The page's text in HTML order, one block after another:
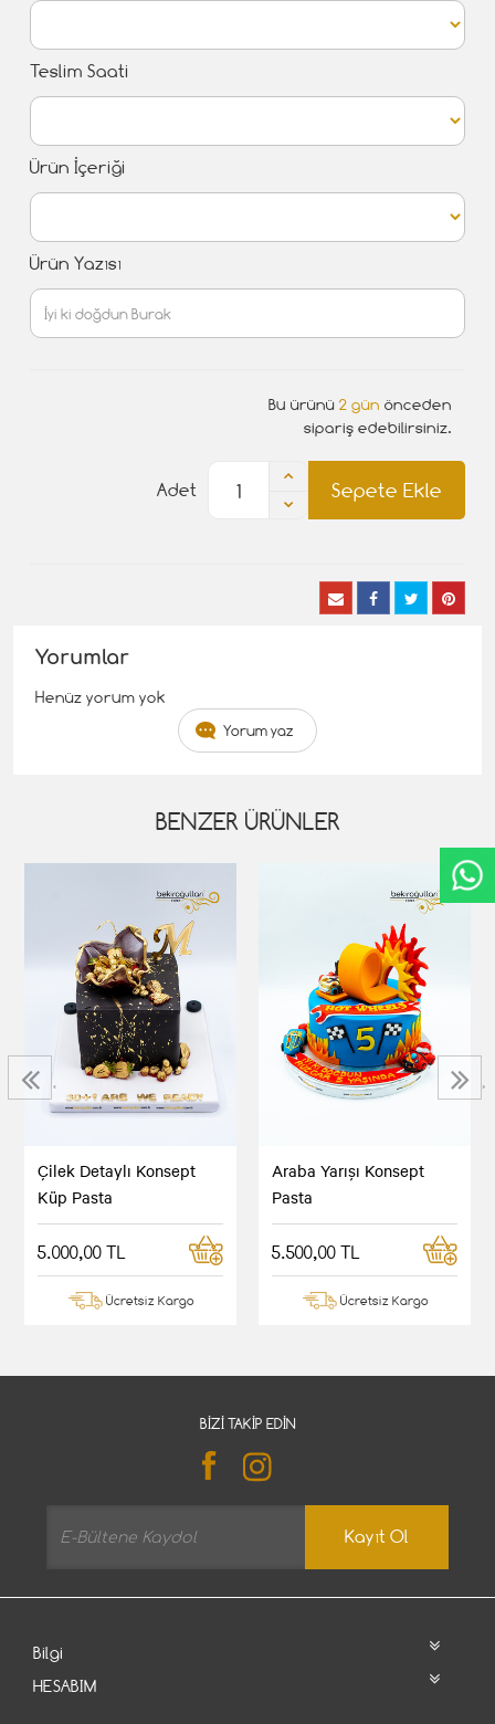
Teslim Saati
Ürün İçeriği
Ürün Yazısı
Bu ürünü 2 gün önceden
sipariş edebilirsiniz.
Sepete Ekle
Adet
Yorumlar
Henüz yorum yok
Yorum yaz
BENZER ÜRÜNLER
Çilek Detaylı Konsept
Küp Pasta
5.000,00 TL
Ücretsiz Kargo
Araba Yarışı Konsept
Pasta
5.500,00 TL
Ücretsiz Kargo
‹ ›
BIZI TAKIP EDIN
Kayıt Ol
Bilgi
HESABIM